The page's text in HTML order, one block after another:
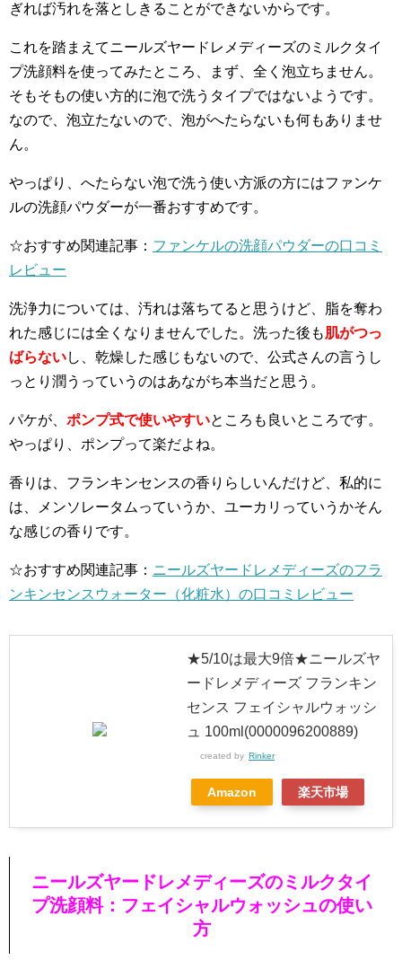
ぎれば汚れを落としきることができないからです。
これを踏まえてニールズヤードレメディーズのミルクタイ
プ洗顔料を使ってみたところ、まず、全く泡立ちません。
そもそもの使い方的に泡で洗うタイプではないようです。
なので、泡立たないので、泡がへたらないも何もありませ
ん。
やっぱり、へたらない泡で洗う使い方派の方にはファンケ
ルの洗顔パウダーが一番おすすめです。
☆おすすめ関連記事： ファンケルの洗顔パウダーの口コミ
レビュー
洗浄力については、汚れは落ちてると思うけど、脂を奪わ
れた感じには全くなりませんでした。洗った後も肌がつっ
ばらないし、乾燥した感じもないので、公式さんの言うし
っとり潤うっていうのはあながち本当だと思う。
パケが、 ポンプ式で使いやすいところも良いところです。
やっぱり、ポンプって楽だよね。
香りは、フランキンセンスの香りらしいんだけど、私的に
は、メンソレータムっていうか、ユーカリっていうかそん
な感じの香りです。
☆おすすめ関連記事： ニールズヤードレメディーズのフラ
ンキンセンスウォーター（化粧水）の口コミレビュー
★5/10は最大9倍★ニールズヤ
ードレメディーズ フランキン
センス フェイシャルウォッシ
ュ 100ml(0000096200889)
created by Rinker
Amazon 楽天市場
ニールズヤードレメディーズのミルクタイ
プ洗顔料：フェイシャルウォッシュの使い
方